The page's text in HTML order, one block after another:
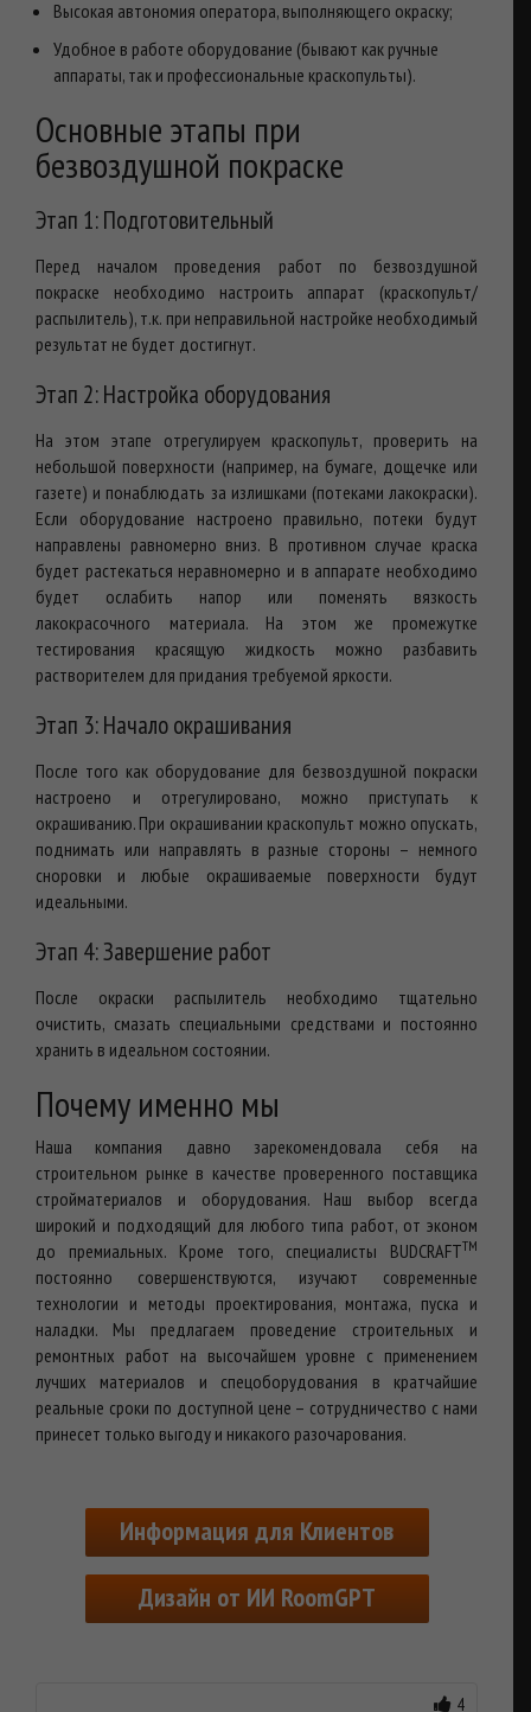
Высокая автономия оператора, выполняющего окраску;
Удобное в работе оборудование (бывают как ручные
аппараты, так и профессиональные краскопульты).
Основные этапы при
безвоздушной покраске
Этап 1: Подготовительный
Перед началом проведения работ по безвоздушной
покраске необходимо настроить аппарат (краскопульт/
распылитель), т.к. при неправильной настройке необходимый
результат не будет достигнут.
Этап 2: Настройка оборудования
На этом этапе отрегулируем краскопульт, проверить на
небольшой поверхности (например, на бумаге, дощечке или
газете) и понаблюдать за излишками (потеками лакокраски).
Если оборудование настроено правильно, потеки будут
направлены равномерно вниз. В противном случае краска
будет растекаться неравномерно и в аппарате необходимо
будет ослабить напор или поменять вязкость
лакокрасочного материала. На этом же промежутке
тестирования красящую жидкость можно разбавить
растворителем для придания требуемой яркости.
Этап 3: Начало окрашивания
После того как оборудование для безвоздушной покраски
настроено и отрегулировано, можно приступать к
окрашиванию. При окрашивании краскопульт можно опускать,
поднимать или направлять в разные стороны – немного
сноровки и любые окрашиваемые поверхности будут
идеальными.
Этап 4: Завершение работ
После окраски распылитель необходимо тщательно
очистить, смазать специальными средствами и постоянно
хранить в идеальном состоянии.
Почему именно мы
Наша компания давно зарекомендовала себя на
строительном рынке в качестве проверенного поставщика
стройматериалов и оборудования. Наш выбор всегда
широкий и подходящий для любого типа работ, от эконом
до премиальных. Кроме того, специалисты BUDCRAFTTM
постоянно совершенствуются, изучают современные
технологии и методы проектирования, монтажа, пуска и
наладки. Мы предлагаем проведение строительных и
ремонтных работ на высочайшем уровне с применением
лучших материалов и спецоборудования в кратчайшие
реальные сроки по доступной цене – сотрудничество с нами
принесет только выгоду и никакого разочарования.
Информация для Клиентов
Дизайн от ИИ RoomGPT
4